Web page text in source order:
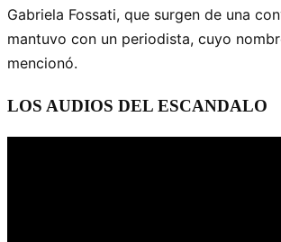
Gabriela Fossati, que surgen de una
mantuvo con un periodista, cuyo
mencionó.
LOS AUDIOS DEL ESCANDALO